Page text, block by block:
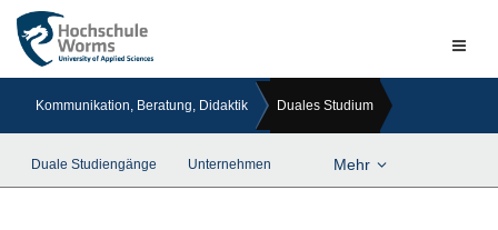
Kommunikation, Beratung, Didaktik Duales Studium
Duale Studiengänge Unternehmen Mehr